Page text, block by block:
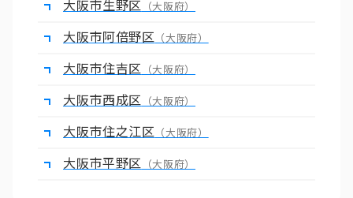
大阪市生野区 （大阪府）
大阪市阿倍野区 （大阪府）
大阪市住吉区 （大阪府）
大阪市西成区 （大阪府）
大阪市住之江区 （大阪府）
大阪市平野区 （大阪府）